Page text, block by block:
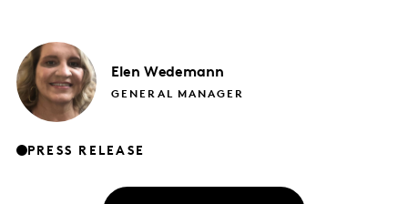
Elen Wedemann
GENERAL MANAGER
PRESS RELEASE